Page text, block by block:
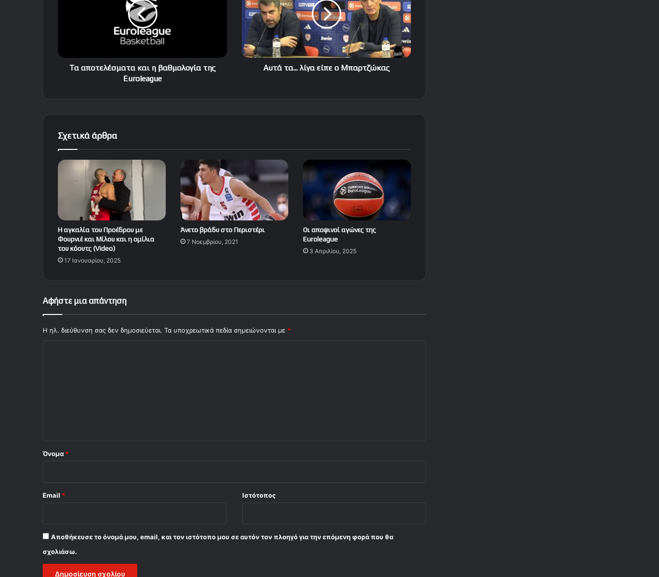
Τα αποτελέσματα και η βαθμολογία της
Euroleague
είπε
Μπαρτζώκας
Αυτά τα... λίγα είπε ο Μπαρτζώκας
Σχετικά άρθρα
Η αγκαλία του Προέδρου με
Φουρνιέ και Μίλου και η ομίλια
του κόουτς (Video)
17 Ιανουαρίου, 2025
Άνετο βράδυ στο Περιστέρι
7 Νοεμβρίου, 2021
Οι αποψινοί αγώνες της
Euroleague
3 Απριλίου, 2025
Αφήστε μια απάντηση
Η ηλ. διεύθυνση σας δεν δημοσιεύεται. Τα υποχρεωτικά πεδία σημειώνονται με *
Όνομα *
Email * Ιστότοπος
Αποθήκευσε το όνομά μου, email, και τον ιστότοπο μου σε αυτόν τον πλοηγό για την επόμενη φορά που θα
σχολιάσω.